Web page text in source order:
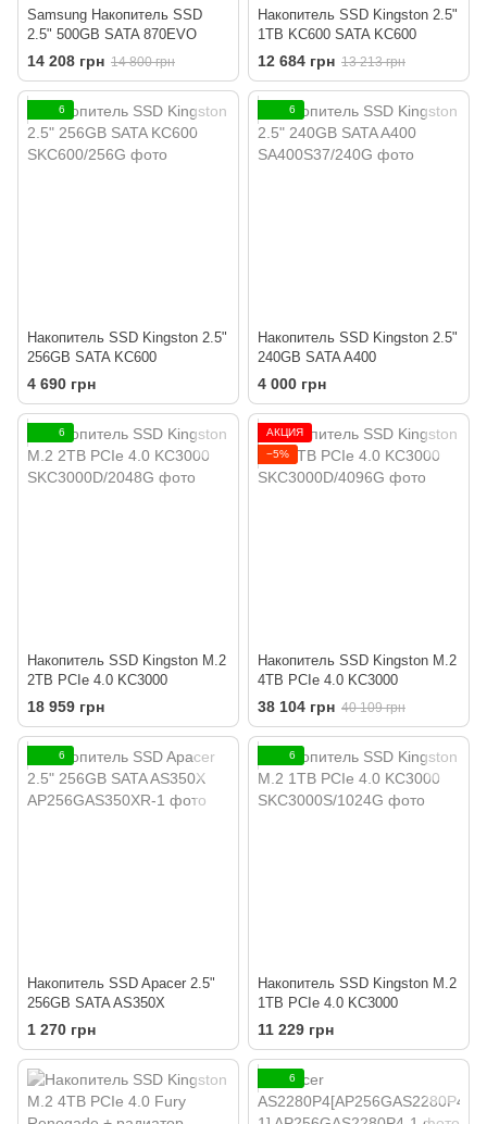
Samsung Накопитель SSD
2.5" 500GB SATA 870EVO
14 208 грн 14 800 грн
Накопитель SSD Kingston 2.5"
1TB KC600 SATA KC600
12 684 грн 13 213 грн
6
Накопитель SSD Kingston 2.5"
256GB SATA KC600
4 690 грн
6
Накопитель SSD Kingston 2.5"
240GB SATA A400
4 000 грн
6
Накопитель SSD Kingston M.2
2TB PCIe 4.0 KC3000
18 959 грн
АКЦИЯ
−5%
Накопитель SSD Kingston M.2
4TB PCIe 4.0 KC3000
38 104 грн 40 109 грн
6
Накопитель SSD Apacer 2.5"
256GB SATA AS350X
1 270 грн
6
Накопитель SSD Kingston M.2
1TB PCIe 4.0 KC3000
11 229 грн
6